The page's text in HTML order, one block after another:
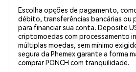
Escolha opções de pagamento,
débito, transferências bancárias ou
para financiar sua conta. Deposite
criptomoedas com processamento
múltiplas moedas, sem mínimo
segura da Phemex garante a forma
comprar PONCH com tranquilidade.